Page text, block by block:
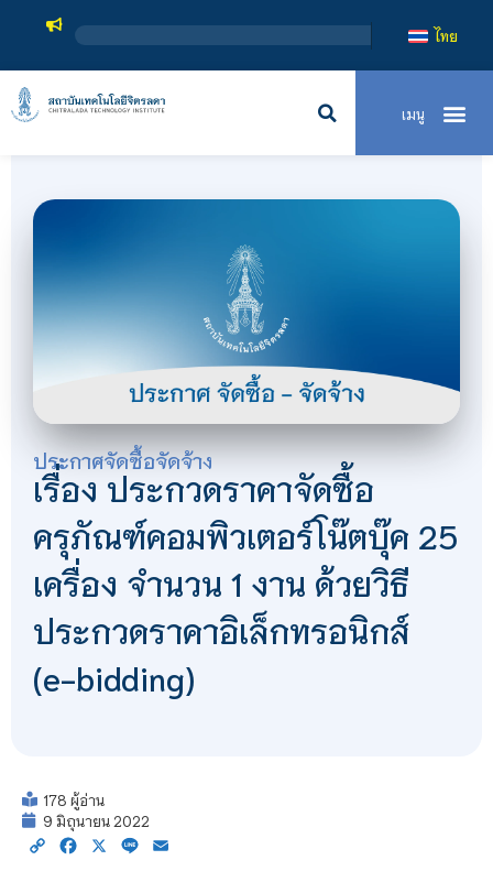
ไทย
ประกาศจัดซื้อจัดจ้าง
เรื่อง ประกวดราคาจัดซื้อ
ครุภัณฑ์คอมพิวเตอร์โน๊ตบุ๊ค 25
เครื่อง จำนวน 1 งาน ด้วยวิธี
ประกวดราคาอิเล็กทรอนิกส์
(e-bidding)
178 ผู้อ่าน
9 มิถุนายน 2022
Copy Facebook
X Line